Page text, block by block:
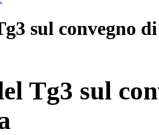
sul convegno
Tg3 sul